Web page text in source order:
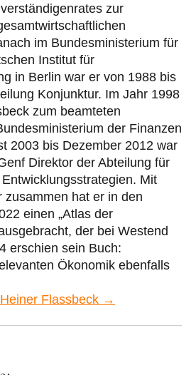
zur
im Bundesministerium für
Institut für
in Berlin war er von 1988 bis
Konjunktur. Im Jahr 1998
zum beamteten
der Finanzen
2003 bis Dezember 2012 war
Direktor der Abteilung für
Mit
zusammen hat er in den
einen „Atlas der
der bei Westend
erschien sein Buch:
Ökonomik ebenfalls
Flassbeck →